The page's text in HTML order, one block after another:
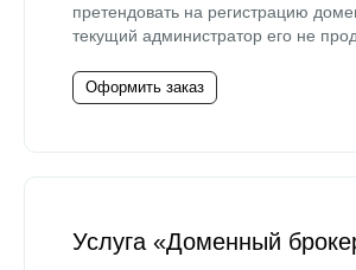
претендовать на регистрацию
текущий администратор его не
Оформить заказ
Услуга «Доменный